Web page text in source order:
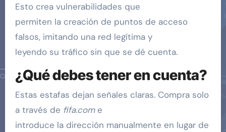
Esto crea vulnerabilidades que
permiten la creación de puntos de acceso
falsos, imitando una red legítima y
leyendo su tráfico sin que se dé cuenta.
¿Qué debes tener en cuenta?
Estas estafas dejan señales claras. Compra solo
a través de fifa.come
introduce la dirección manualmente en lugar de